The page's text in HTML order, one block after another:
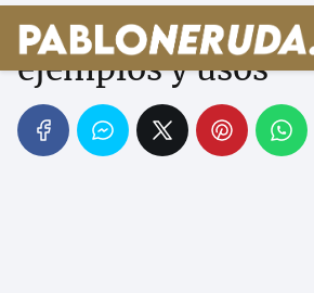
Adverbios de modo:
ejemplos y usos